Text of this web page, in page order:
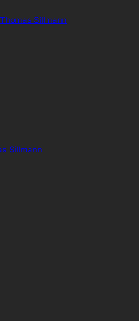
Sillmann
Sillmann